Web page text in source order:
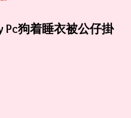
Pc狗着睡衣被公仔掛